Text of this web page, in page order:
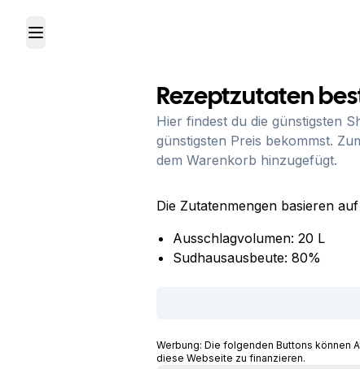
Toggle Menu
Rezeptzutaten
Hier findest du die günstigsten
günstigsten Preis bekommst.
dem Warenkorb hinzugefügt.
Die Zutatenmengen basieren
Ausschlagvolumen: 20 L
Sudhausausbeute: 80%
Werbung: Die folgenden Buttons können
diese Webseite zu finanzieren.